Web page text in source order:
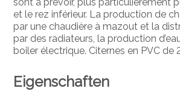
et le rez inférieur. La production de
par une chaudière à mazout et la
par des radiateurs, la production
boiler électrique. Citernes en PVC de
Eigenschaften